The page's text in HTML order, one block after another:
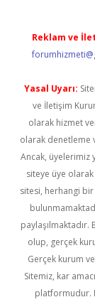
Reklam ve
Yasal Uyarı:
ve İletişim
olarak hizmet
olarak denetleme
Ancak, üyelerimiz
siteye üye
sitesi, herhangi bir
olup, gerçek
Gerçek kurum
Sitemiz, kar
platformudur.